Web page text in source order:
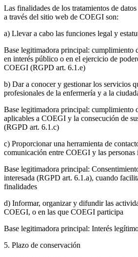
Las finalidades de los tratamientos de
a través del sitio web de COEGI son:
a) Llevar a cabo las funciones legal y
Base legitimadora principal: cumplimiento
en interés público o en el ejercicio de
COEGI (RGPD art. 6.1.e)
b) Dar a conocer y gestionar los servicios
profesionales de la enfermería y a la
Base legitimadora principal: cumplimiento
aplicables a COEGI y la consecución de
(RGPD art. 6.1.c)
c) Proporcionar una herramienta de
comunicación entre COEGI y las personas
Base legitimadora principal:
interesada (RGPD art. 6.1.a), cuando
finalidades
d) Informar, organizar y difundir las
COEGI, o en las que COEGI participa
Base legitimadora principal: Interés
5. Plazo de conservación